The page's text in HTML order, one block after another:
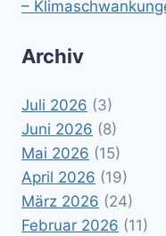
–
Archiv
Juli 2026 (3)
Juni 2026 (8)
Mai 2026 (15)
April 2026 (19)
März 2026 (24)
Februar 2026 (11)